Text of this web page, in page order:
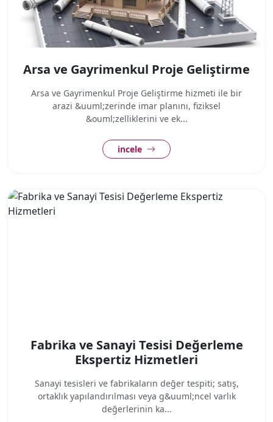
Arsa ve Gayrimenkul Proje Geliştirme
Arsa ve Gayrimenkul Proje Geliştirme hizmeti ile bir
arazi &uuml;zerinde imar planını, fiziksel
&ouml;zelliklerini ve ek...
incele
Fabrika ve Sanayi Tesisi Değerleme
Ekspertiz Hizmetleri
Sanayi tesisleri ve fabrikaların değer tespiti; satış,
ortaklık yapılandırılması veya g&uuml;ncel varlık
değerlerinin ka...